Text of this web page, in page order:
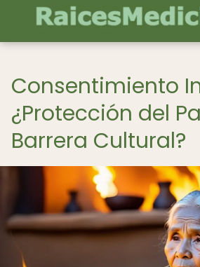
Consentimiento
¿Protección del
Barrera Cultural?